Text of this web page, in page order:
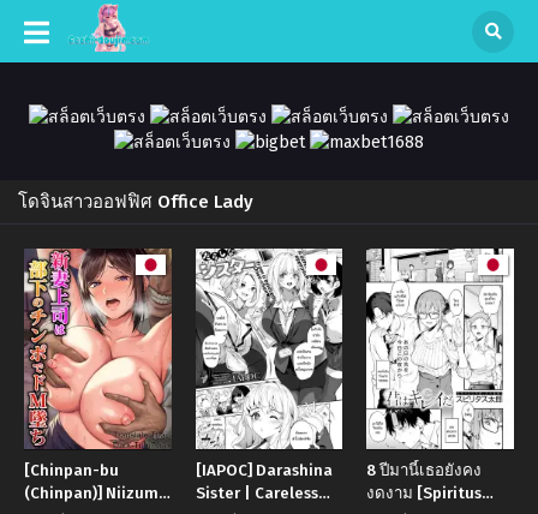
โดจินสาวออฟฟิศ Office Lady
[Chinpan-bu
(Chinpan)] Niizuma
[IAPOC] Darashina
Sister | Careless
8 ปีมานี้เธอยังคง
งดงาม [Spiritus